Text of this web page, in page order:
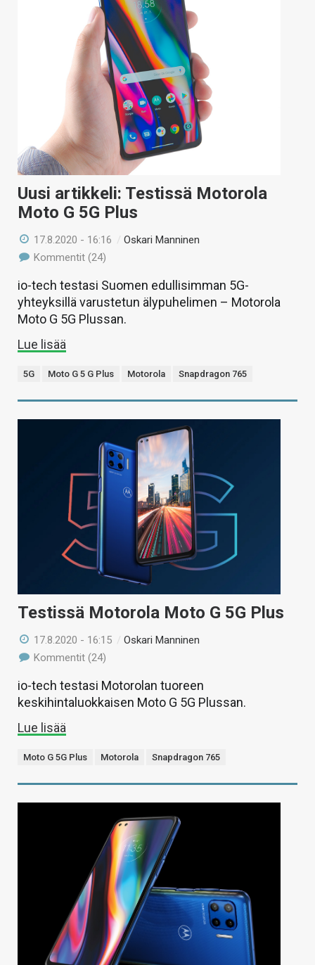
VAIHDA TEEMA
Uusi artikkeli: Testissä Motorola
Moto G 5G Plus
17.8.2020 - 16:16 /Oskari Manninen
Kommentit (24)
io-tech testasi Suomen edullisimman 5G-
yhteyksillä varustetun älypuhelimen – Motorola
Moto G 5G Plussan.
Lue lisää
5G Moto G 5 G Plus Motorola Snapdragon 765
Testissä Motorola Moto G 5G Plus
17.8.2020 - 16:15 /Oskari Manninen
Kommentit (24)
io-tech testasi Motorolan tuoreen
keskihintaluokkaisen Moto G 5G Plussan.
Lue lisää
Moto G 5G Plus Motorola Snapdragon 765